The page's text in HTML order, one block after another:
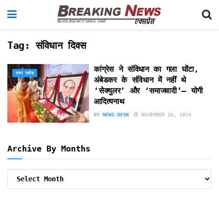
Tag:संविधान दिवस
उत्तर प्रदेश
कांग्रेस ने संविधान का गला घोंटा,
अंबेडकर के संविधान में नहीं थे
‘सेक्युलर’ और ‘समाजवादी’– योगी
आदित्यनाथ
BY NEWS-DESK NOVEMBER 26, 2024
Archive By Months